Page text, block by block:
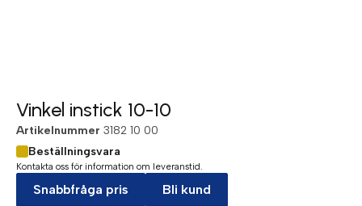
Vinkel instick 10-10
Artikelnummer 3182 10 00
Beställningsvara
Kontakta oss för information om leveranstid.
Snabbfråga pris Bli kund